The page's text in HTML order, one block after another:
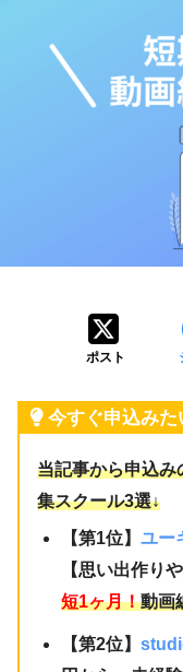
ポスト
今すぐ申込みた
当記事から申込み
集スクール3選↓
【第1位】ユー
【思い出作り
短1ヶ月！動画
【第2位】